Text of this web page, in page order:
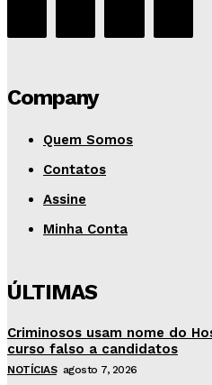
Company
Quem Somos
Contatos
Assine
Minha Conta
ÚLTIMAS
Criminosos usam nome do
curso falso a candidatos
NOTÍCIAS agosto 7, 2026